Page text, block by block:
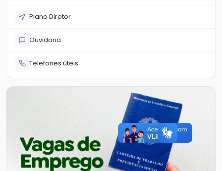
Plano Diretor
Ouvidoria
Telefones úteis